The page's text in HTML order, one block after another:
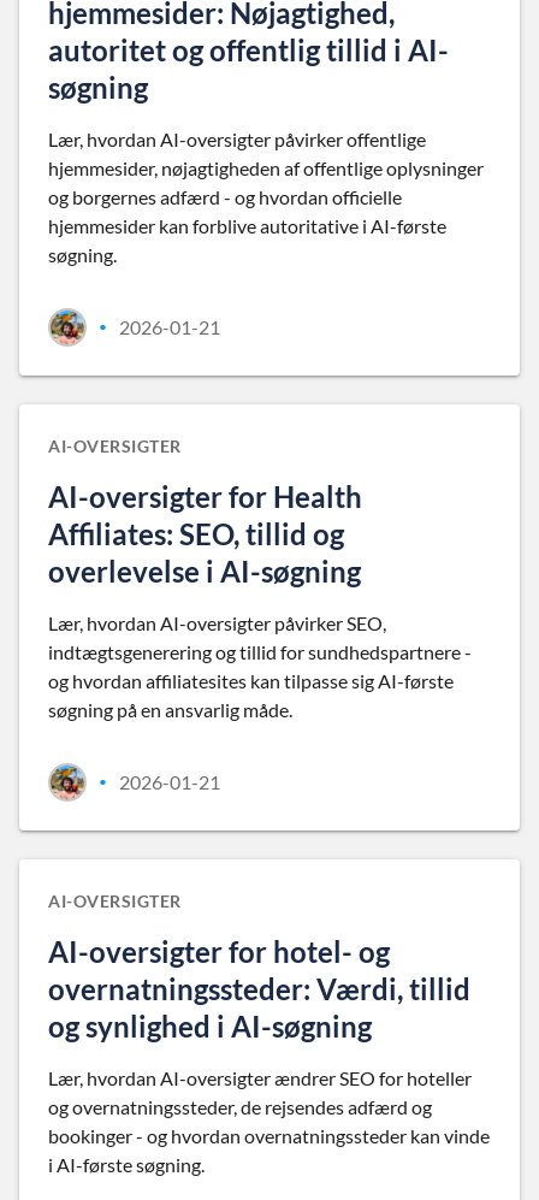
hjemmesider: Nøjagtighed,
autoritet og offentlig tillid i AI-
søgning
Lær, hvordan AI-oversigter påvirker offentlige
hjemmesider, nøjagtigheden af offentlige oplysninger
og borgernes adfærd - og hvordan officielle
hjemmesider kan forblive autoritative i AI-første
søgning.
• 2026-01-21
AI-OVERSIGTER
AI-oversigter for Health
Affiliates: SEO, tillid og
overlevelse i AI-søgning
Lær, hvordan AI-oversigter påvirker SEO,
indtægtsgenerering og tillid for sundhedspartnere -
og hvordan affiliatesites kan tilpasse sig AI-første
søgning på en ansvarlig måde.
• 2026-01-21
AI-OVERSIGTER
AI-oversigter for hotel- og
overnatningssteder: Værdi, tillid
og synlighed i AI-søgning
Lær, hvordan AI-oversigter ændrer SEO for hoteller
og overnatningssteder, de rejsendes adfærd og
bookinger - og hvordan overnatningssteder kan vinde
i AI-første søgning.